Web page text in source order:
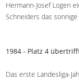
Hermann-Josef Logen
Schneiders das
1984 - Platz 4
Das erste Landesliga-